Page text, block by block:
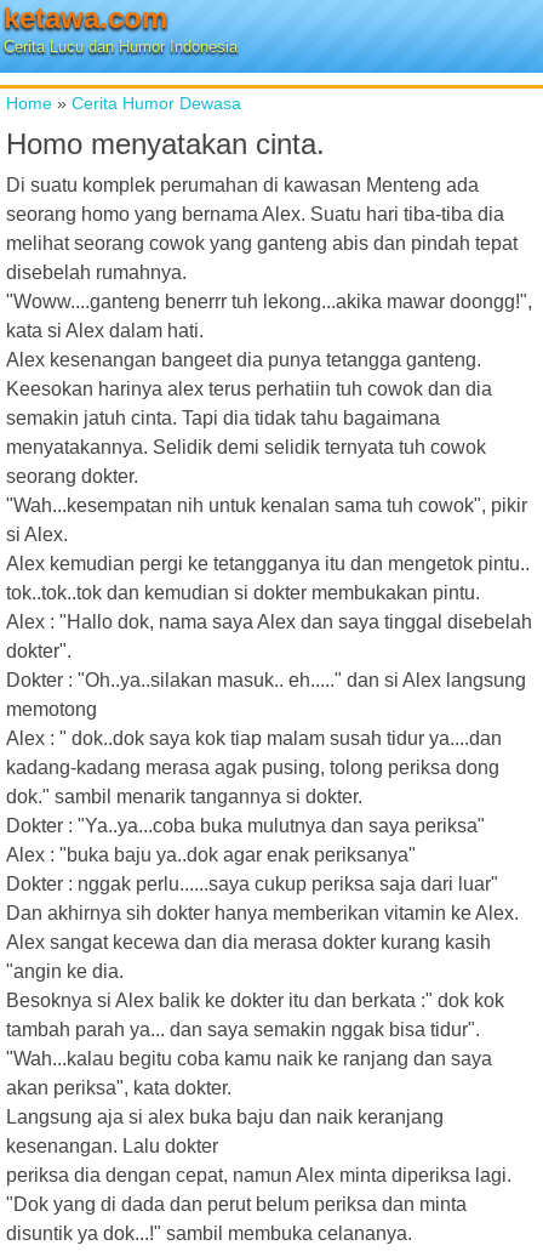
ketawa.com
Cerita Lucu dan Humor Indonesia
Home » Cerita Humor Dewasa
Homo menyatakan cinta.
Di suatu komplek perumahan di kawasan Menteng ada
seorang homo yang bernama Alex. Suatu hari tiba-tiba dia
melihat seorang cowok yang ganteng abis dan pindah tepat
disebelah rumahnya.
"Woww....ganteng benerrr tuh lekong...akika mawar doongg!",
kata si Alex dalam hati.
Alex kesenangan bangeet dia punya tetangga ganteng.
Keesokan harinya alex terus perhatiin tuh cowok dan dia
semakin jatuh cinta. Tapi dia tidak tahu bagaimana
menyatakannya. Selidik demi selidik ternyata tuh cowok
seorang dokter.
"Wah...kesempatan nih untuk kenalan sama tuh cowok", pikir
si Alex.
Alex kemudian pergi ke tetangganya itu dan mengetok pintu..
tok..tok..tok dan kemudian si dokter membukakan pintu.
Alex : "Hallo dok, nama saya Alex dan saya tinggal disebelah
dokter".
Dokter : "Oh..ya..silakan masuk.. eh....." dan si Alex langsung
memotong
Alex : " dok..dok saya kok tiap malam susah tidur ya....dan
kadang-kadang merasa agak pusing, tolong periksa dong
dok." sambil menarik tangannya si dokter.
Dokter : "Ya..ya...coba buka mulutnya dan saya periksa"
Alex : "buka baju ya..dok agar enak periksanya"
Dokter : nggak perlu......saya cukup periksa saja dari luar"
Dan akhirnya sih dokter hanya memberikan vitamin ke Alex.
Alex sangat kecewa dan dia merasa dokter kurang kasih
"angin ke dia.
Besoknya si Alex balik ke dokter itu dan berkata :" dok kok
tambah parah ya... dan saya semakin nggak bisa tidur".
"Wah...kalau begitu coba kamu naik ke ranjang dan saya
akan periksa", kata dokter.
Langsung aja si alex buka baju dan naik keranjang
kesenangan. Lalu dokter
periksa dia dengan cepat, namun Alex minta diperiksa lagi.
"Dok yang di dada dan perut belum periksa dan minta
disuntik ya dok...!" sambil membuka celananya.